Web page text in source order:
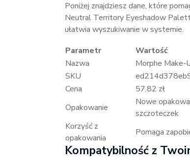
Poniżej znajdziesz dane, które
Neutral Territory Eyeshadow
ułatwia wyszukiwanie w systemie.
Parametr
Wartość
Nazwa
Morphe
SKU
Cena
57.82 zł
Opakowanie
Nowe
szczoteczek
Korzyść z
opakowania
Pomaga
Kompatybilność z